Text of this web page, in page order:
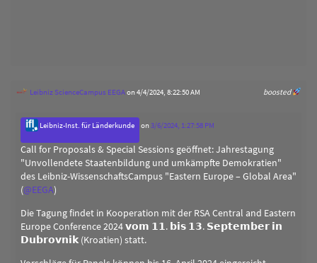
boosted
Leibniz ScienceCampus EEGAon 4/4/2024, 8:22:50 AM
Leibniz-Inst. für Länderkunde on3/6/2024, 1:27:58 PM
Call for Proposals & Special Sessions geöffnet: Jahrestagung
"Unvollendete Staatenbildung und umkämpfte Demokratien"
des Leibniz-WissenschaftsCampus "Eastern Europe – Global Area"
(@EEGA)
Die Tagung findet in Kooperation mit der RSA Central and Eastern
Europe Conference 2024 𝘃𝗼𝗺 𝟭𝟭. 𝗯𝗶𝘀 𝟭𝟯. 𝗦𝗲𝗽𝘁𝗲𝗺𝗯𝗲𝗿 𝗶𝗻
𝗗𝘂𝗯𝗿𝗼𝘃𝗻𝗶𝗸 (Kroatien) statt.